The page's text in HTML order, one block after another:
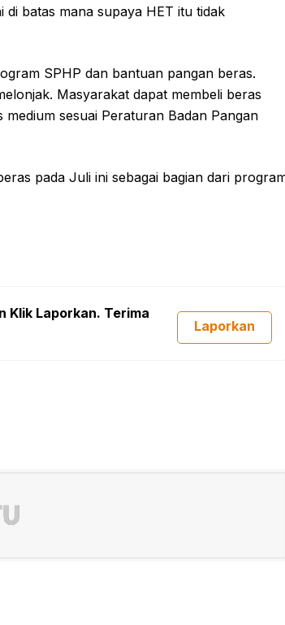
batas mana supaya HET itu tidak
SPHP dan bantuan pangan beras.
Masyarakat dapat membeli beras
sesuai Peraturan Badan Pangan
pada Juli ini sebagai bagian dari
Klik Laporkan. Terima
Laporkan